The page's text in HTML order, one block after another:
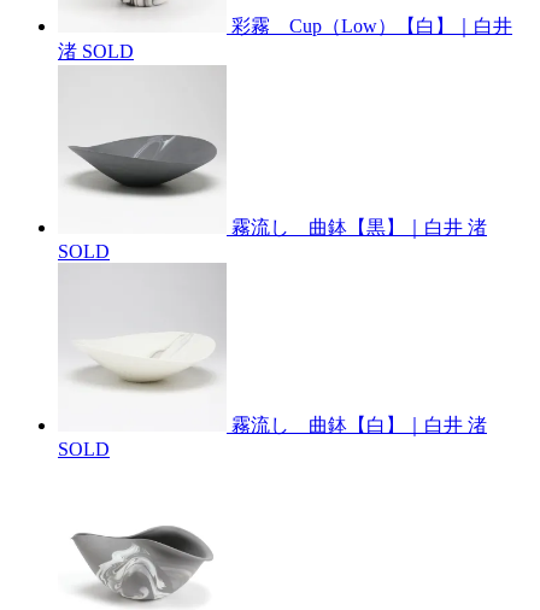
彩霧 Cup（Low）【白】｜白井
渚 SOLD
霧流し 曲鉢【黒】｜白井 渚
SOLD
霧流し 曲鉢【白】｜白井 渚
SOLD